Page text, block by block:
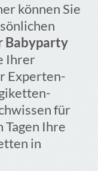
können Sie
Babyparty
Ihrer
Experten-
für
Tagen Ihre
in